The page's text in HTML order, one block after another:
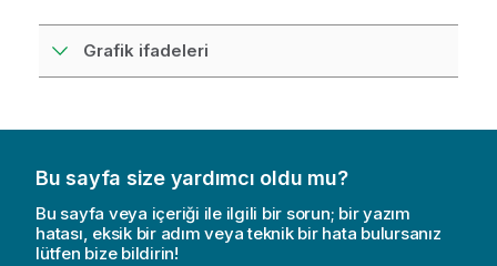
Grafik ifadeleri
Bu sayfa size yardımcı oldu mu?
Bu sayfa veya içeriği ile ilgili bir sorun; bir yazım
hatası, eksik bir adım veya teknik bir hata bulursanız
lütfen bize bildirin!